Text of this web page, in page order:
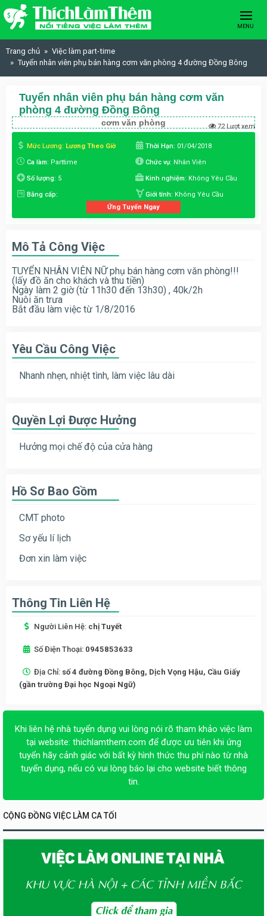
Skip to content
MENU
Trang chủ
Việc làm part-time
Tuyển nhân viên phụ bán hàng cơm văn phòng 4 đường Đồng Bông
Tuyển nhân viên phụ bán hàng cơm văn
phòng 4 đường Đồng Bông
cơm văn phòng 72 Lượt xem
Mức Lương: Lương Theo Giờ Thời Hạn: 01/04/2018
Ca làm: Parttime Chức vụ: Nhân Viên
Số lượng: 5 Kinh nghiệm: Không Yêu Cầu
Bằng cấp: Giới tính: Không Yêu Cầu
Ứng Tuyển Ngay
Mô Tả Công Việc
TUYỂN NHÂN VIÊN NỮ phụ bán hàng cơm văn phòng!!!
(lấy đồ ăn cho khách và thu tiền)
Ngày làm 2 giờ (từ 11h30 đến 13h30) , 40k/2h
Nuôi ăn trưa
Bắt đầu làm việc từ 1/8/2016
Yêu Cầu Công Việc
Nhanh nhẹn, nhiệt tình, làm việc lâu dài
Quyền Lợi Được Hưởng
Hưởng mọi chế độ của cửa hàng
Hồ Sơ Bao Gồm
CMT photo
Sơ yếu lí lịch
Đơn xin làm việc
Thông Tin Liên Hệ
Người Liên Hệ: chị Tuyết
Số Điện Thoại: 0945853633
Địa Chỉ: số 4 đường Đồng Bông, Dịch Vọng Hậu, Cầu Giấy
(gần trường Đại học Ngoại Ngữ)
Khi liên hệ nhà tuyển dụng vui lòng nói rõ tham khảo việc làm
tại website: thichlamthem.com để được ưu tiên khi ứng
tuyển hãy cảnh giác với bất kỳ hình thức thu phí nào từ nhà
tuyển dụng, nếu có vui lòng báo lại cho website biết thông
tin.
CỘNG ĐỒNG VIỆC LÀM CA TỐI